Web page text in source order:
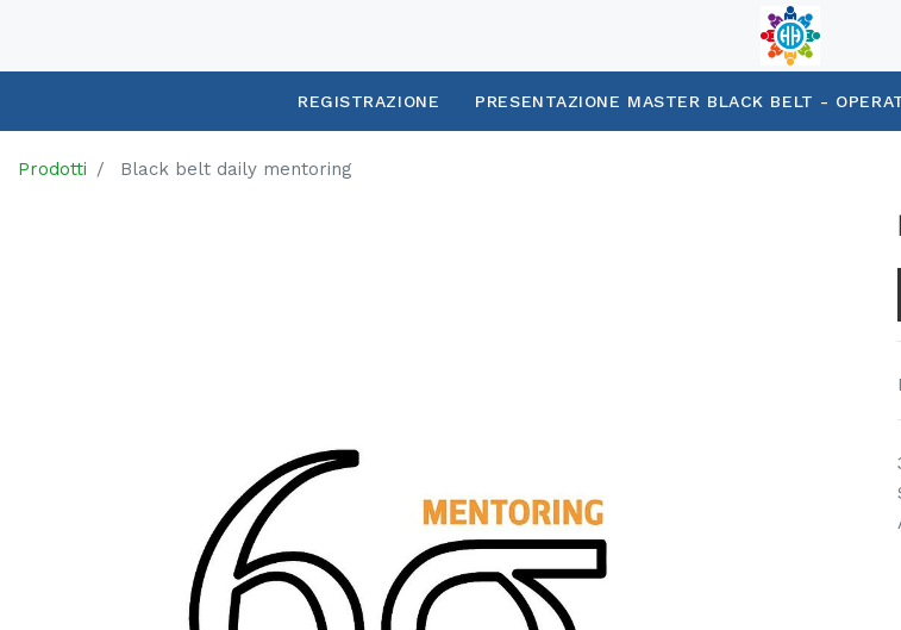
REGISTRAZIONE PRESENTAZIONE MASTER BLACK BELT -
Prodotti Black belt daily mentoring